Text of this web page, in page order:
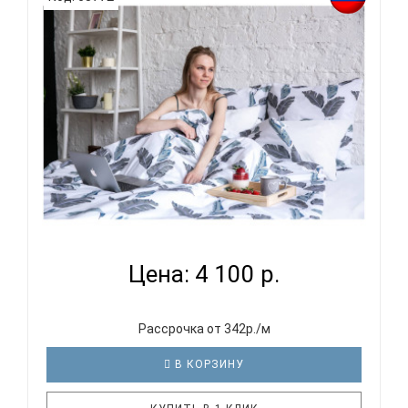
только на тонкий матрас, но и на более объемный -
толщиной до 25 см. Комплект Panacotti
изготовлен из поплина, хлоп..
PANACOTTI SWEET LINE LEAVES - КОМПЛЕКТ
Цена: 4 100 р.
Рассрочка от 342р./м
В КОРЗИНУ